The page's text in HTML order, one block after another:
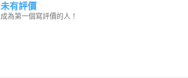
未有評價
成為第一個寫評價的人！